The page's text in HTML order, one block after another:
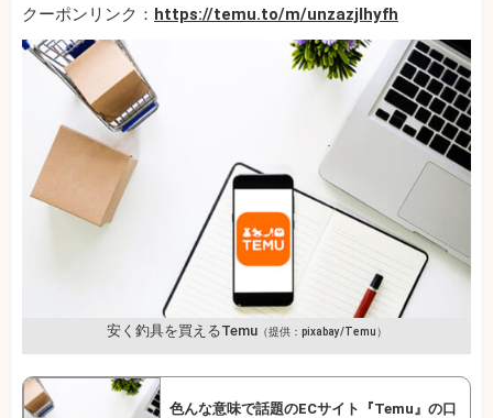
クーポンリンク： https://temu.to/m/unzazjlhyfh
安く釣具を買えるTemu（提供：pixabay/Temu）
色んな意味で話題のECサイト『Temu』の口